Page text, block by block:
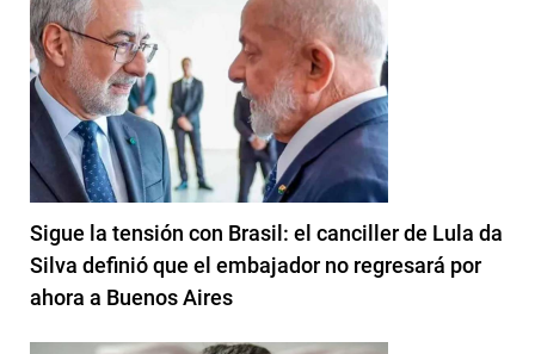
Sigue la tensión con Brasil: el canciller de Lula da
Silva definió que el embajador no regresará por
ahora a Buenos Aires